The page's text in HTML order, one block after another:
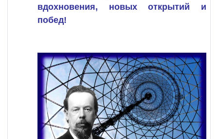
вдохновения, новых открытий и
побед!